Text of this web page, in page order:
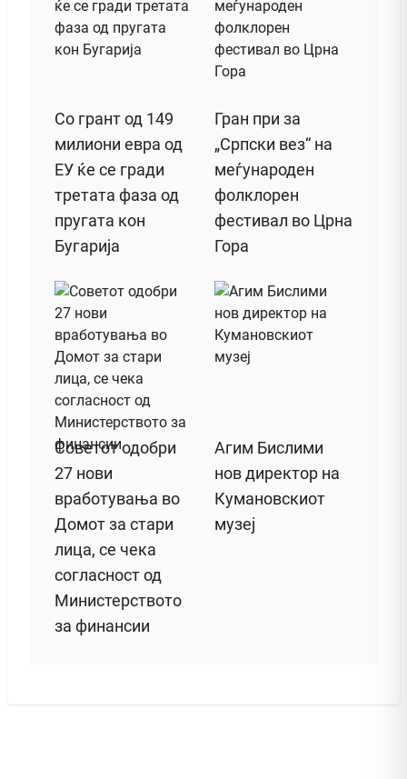
Со грант од 149
милиони евра од
ЕУ ќе се гради
третата фаза од
пругата кон
Бугарија
Гран при за
„Српски вез“ на
меѓународен
фолклорен
фестивал во Црна
Гора
Советот одобри
27 нови
вработувања во
Домот за стари
лица, се чека
согласност од
Министерството
за финансии
Агим Бислими
нов директор на
Кумановскиот
музеј